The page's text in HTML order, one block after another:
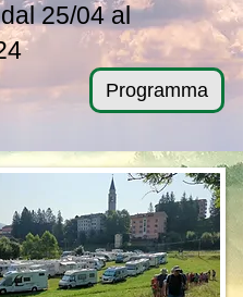
25/04 al
Programma